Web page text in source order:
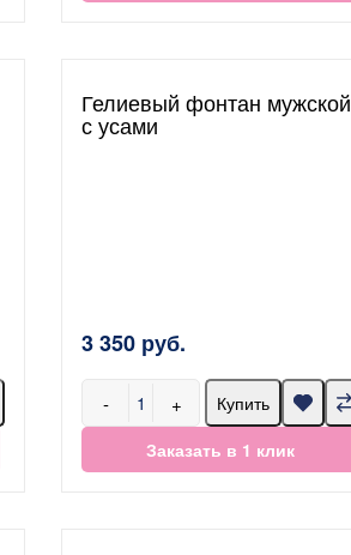
Гелиевый фонтан мужской
с усами
3 350 руб.
- +
Купить
Заказать в 1 клик